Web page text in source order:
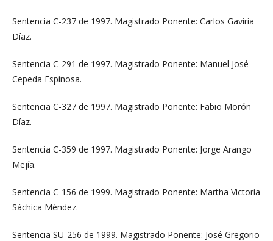
Sentencia C-237 de 1997. Magistrado Ponente: Carlos Gaviria
Díaz.
Sentencia C-291 de 1997. Magistrado Ponente: Manuel José
Cepeda Espinosa.
Sentencia C-327 de 1997. Magistrado Ponente: Fabio Morón
Díaz.
Sentencia C-359 de 1997. Magistrado Ponente: Jorge Arango
Mejía.
Sentencia C-156 de 1999. Magistrado Ponente: Martha Victoria
Sáchica Méndez.
Sentencia SU-256 de 1999. Magistrado Ponente: José Gregorio